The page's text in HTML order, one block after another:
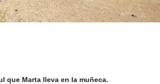
que Marta lleva en la muñeca.